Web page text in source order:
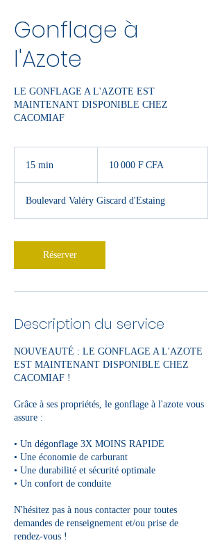
Gonflage à
l'Azote
LE GONFLAGE A L'AZOTE EST
MAINTENANT DISPONIBLE CHEZ
CACOMIAF
15 min
i
n
CFA10 000 F CFA
Boulevard Valéry Giscard d'Estaing
Réserver
Description du service
NOUVEAUTÉ : LE GONFLAGE A L'AZOTE
EST MAINTENANT DISPONIBLE CHEZ
CACOMIAF !
Grâce à ses propriétés, le gonflage à l'azote vous
assure :
• Un dégonflage 3X MOINS RAPIDE
• Une économie de carburant
• Une durabilité et sécurité optimale
• Un confort de conduite
N'hésitez pas à nous contacter pour toutes
demandes de renseignement et/ou prise de
rendez-vous !